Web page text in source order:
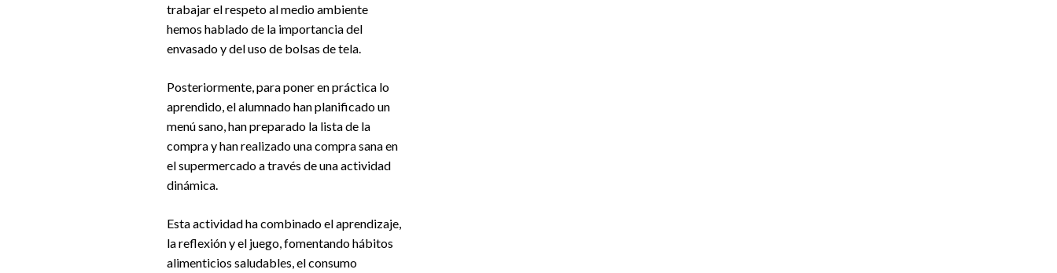
trabajar el respeto al medio ambiente
hemos hablado de la importancia del
envasado y del uso de bolsas de tela.
Posteriormente, para poner en práctica lo
aprendido, el alumnado han planificado un
menú sano, han preparado la lista de la
compra y han realizado una compra sana en
el supermercado a través de una actividad
dinámica.
Esta actividad ha combinado el aprendizaje,
la reflexión y el juego, fomentando hábitos
alimenticios saludables, el consumo